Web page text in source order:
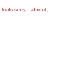
fruits secs, abricot,